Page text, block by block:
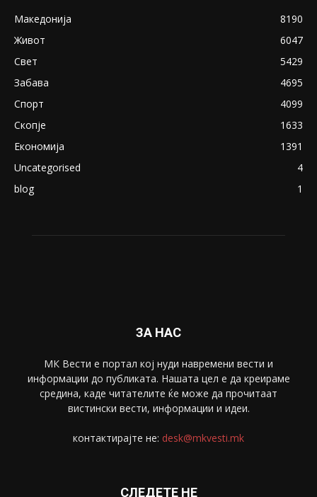
Македонија
8190
Живот
6047
Свет
5429
Забава
4695
Спорт
4099
Скопје
1633
Економија
1391
Uncategorised
4
blog
1
ЗА НАС
МК Вести е портал коj нуди навремени вести и
информации до публиката. Нашата цел е да креираме
средина, каде читателите ќе може да прочитаат
вистински вести, информации и идеи.
контактирајте не: desk@mkvesti.mk
СЛЕДЕТЕ НЕ